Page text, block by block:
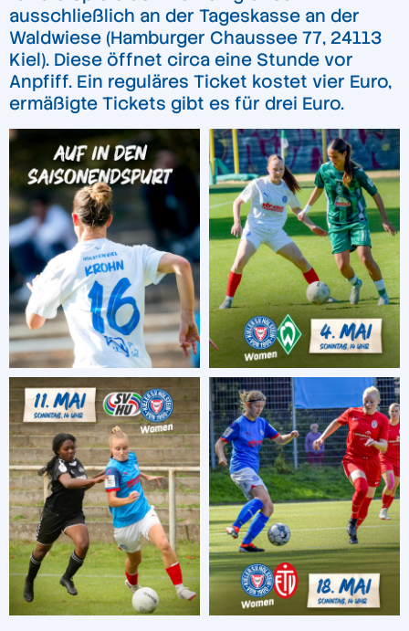
ausschließlich an der Tageskasse an der
Waldwiese (Hamburger Chaussee 77, 24113
Kiel). Diese öffnet circa eine Stunde vor
Anpfiff. Ein reguläres Ticket kostet vier Euro,
ermäßigte Tickets gibt es für drei Euro.